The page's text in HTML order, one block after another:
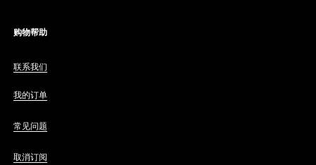
购物帮助
联系我们
我的订单
常见问题
取消订阅